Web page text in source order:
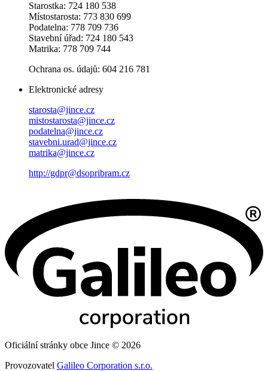
Starostka: 724 180 538
Místostarosta: 773 830 699
Podatelna: 778 709 736
Stavební úřad: 724 180 543
Matrika: 778 709 744
Ochrana os. údajů: 604 216 781
Elektronické adresy
starosta@jince.cz
mistostarosta@jince.cz
podatelna@jince.cz
stavebni.urad@jince.cz
matrika@jince.cz
http://gdpr@dsopribram.cz
Oficiální stránky obce Jince © 2026
Provozovatel Galileo Corporation s.r.o.